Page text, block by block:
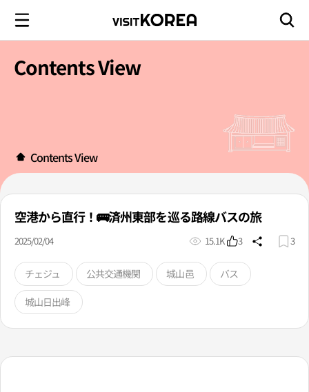
Contents View
Contents View
空港から直行！🚌済州東部を巡る路線バスの旅
2025/02/04 15.1K 3 3
チェジュ 公共交通機関 城山邑 バス
城山日出峰